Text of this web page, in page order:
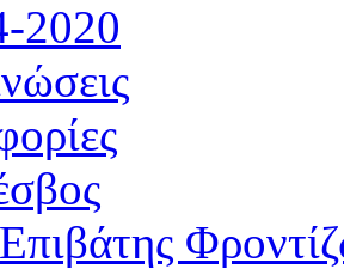
2020